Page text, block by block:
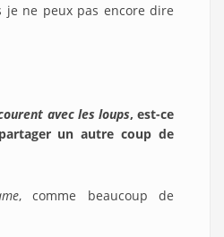
je ne peux pas encore dire
avec les loups, est-ce
un autre coup de
, comme beaucoup de